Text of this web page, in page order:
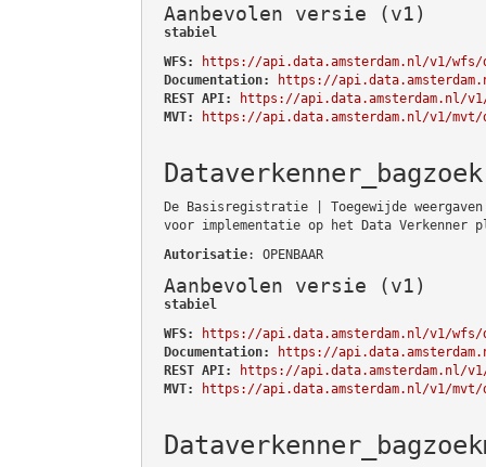
Aanbevolen versie (v1)
stabiel
WFS:
https://api.data.amsterdam.nl/v1/wfs/
Documentation:
https://
REST API:
https://api.data.amsterdam.nl/v1/
MVT:
https://api.data.amsterdam.nl/v1/mvt/
Dataverkenner_bagzoek
De Basisregistratie | Toegewijde
voor implementatie op het Data Verkenner
Autorisatie: OPENBAAR
Aanbevolen versie (v1)
stabiel
WFS:
https://api.data.amsterdam.nl/v1/wfs/
Documentation:
https://
REST API:
https://api.data.amsterdam.nl/
MVT:
https://api.data.amsterdam.nl/v1/mvt/